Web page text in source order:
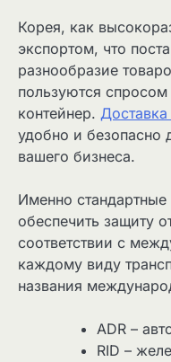
Корея, как
экспортом, что
разнообразие
пользуются
контейнер.
удобно и безопасно
вашего бизнеса.
Именно
обеспечить защиту
соответствии с
каждому виду
названия
ADR –
RID –